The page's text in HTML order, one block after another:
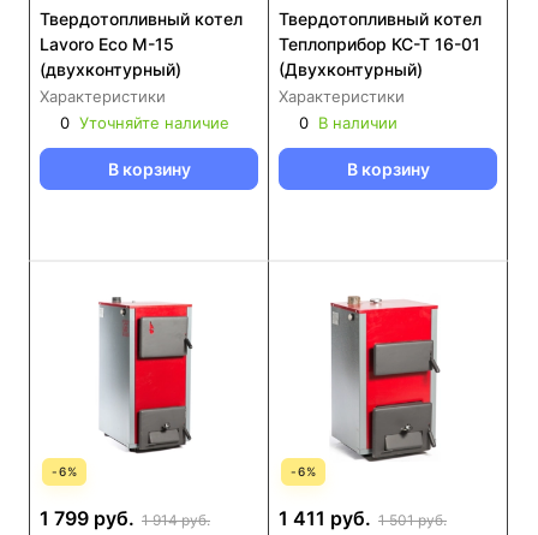
Твердотопливный котел
Lavoro Eco M-15
(двухконтурный)
Характеристики
0 Уточняйте наличие
В корзину
Твердотопливный котел
Теплоприбор КС-Т 16-01
(Двухконтурный)
Характеристики
0 В наличии
В корзину
-6%
1 799 руб. 1 914 руб.
-6%
1 411 руб. 1 501 руб.